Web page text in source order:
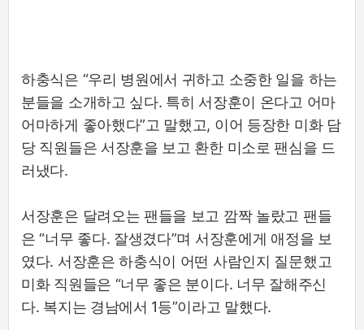
하충식은 “우리 병원에서 귀하고 소중한 일을 하는
분들을 소개하고 싶다. 특히 서장훈이 온다고 어마
어마하게 좋아했다”고 말했고, 이어 등장한 미화 담
당 직원들은 서장훈을 보고 환한 미소로 팬심을 드
러냈다.
서장훈은 달려오는 팬들을 보고 깜짝 놀랐고 팬들
은 “너무 좋다. 잘생겼다”며 서장훈에게 애정을 보
였다. 서장훈은 하충식이 어떤 사람인지 질문했고
미화 직원들은 “너무 좋은 분이다. 너무 잘해주신
다. 복지는 경남에서 1등”이라고 말했다.